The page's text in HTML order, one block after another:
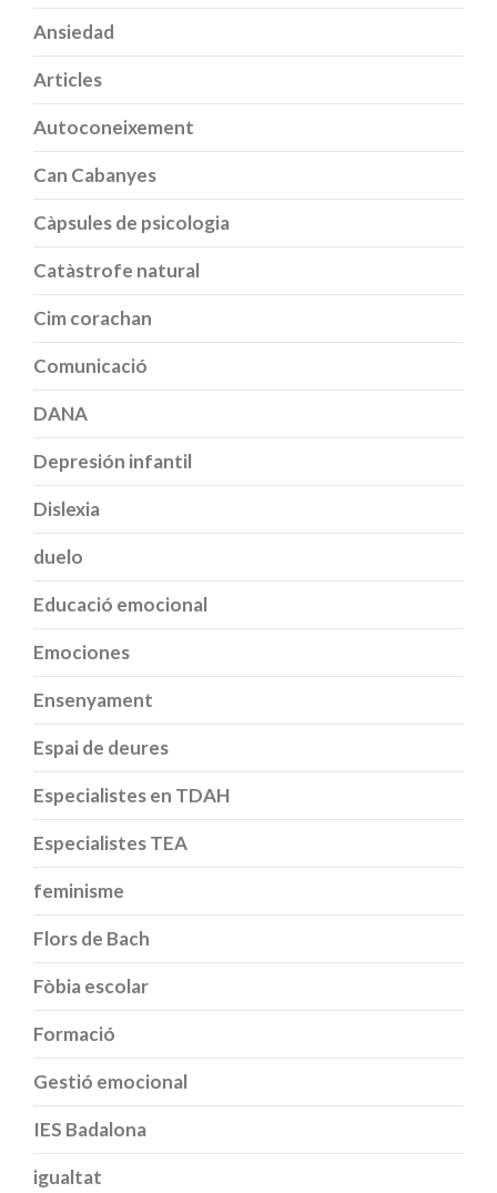
Ansiedad
Articles
Autoconeixement
Can Cabanyes
Càpsules de psicologia
Catàstrofe natural
Cim corachan
Comunicació
DANA
Depresión infantil
Dislexia
duelo
Educació emocional
Emociones
Ensenyament
Espai de deures
Especialistes en TDAH
Especialistes TEA
feminisme
Flors de Bach
Fòbia escolar
Formació
Gestió emocional
IES Badalona
igualtat